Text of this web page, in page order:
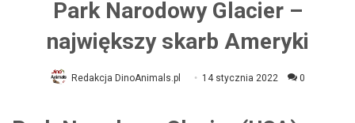
Park Narodowy Glacier –
największy skarb Ameryki
Redakcja DinoAnimals.pl 14 stycznia 2022 0